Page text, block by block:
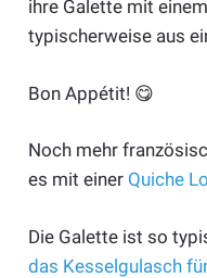
ihre Galette mit
typischerweise aus
Bon Appétit! 😋
Noch mehr
es mit einer Quiche
Die Galette ist so
das Kesselgulasch